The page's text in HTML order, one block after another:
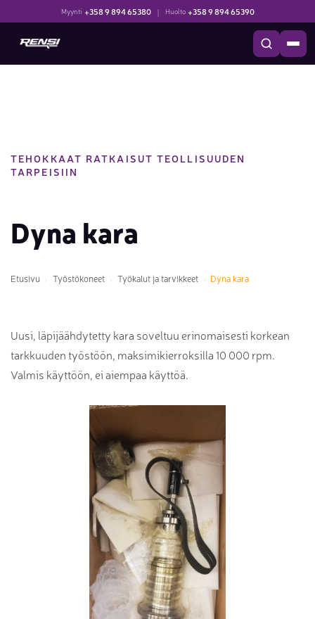
Myynti +358 9 894 65380 | Huolto +358 9 894 65390
TEHOKKAAT RATKAISUT TEOLLISUUDEN
TARPEISIIN
Dyna kara
Etusivu Työstökoneet Työkalut ja tarvikkeet Dyna kara
Uusi, läpijäähdytetty kara soveltuu erinomaisesti korkean
tarkkuuden työstöön, maksimikierroksilla 10 000 rpm.
Valmis käyttöön, ei aiempaa käyttöä.